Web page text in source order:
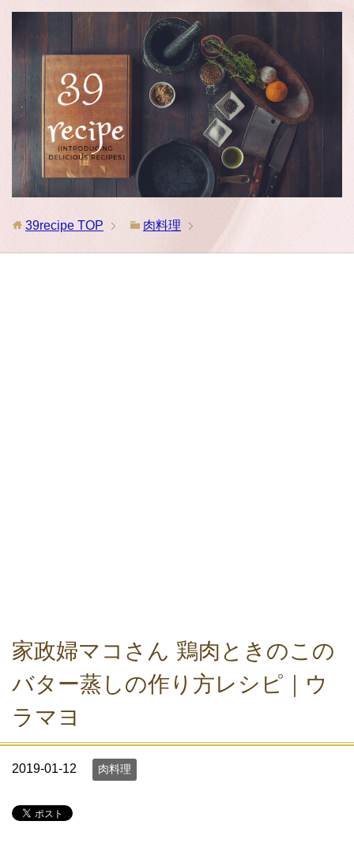
39recipe TOP 肉料理
家政婦マコさん 鶏肉ときのこの
バター蒸しの作り方レシピ｜ウ
ラマヨ
2019-01-12 肉料理